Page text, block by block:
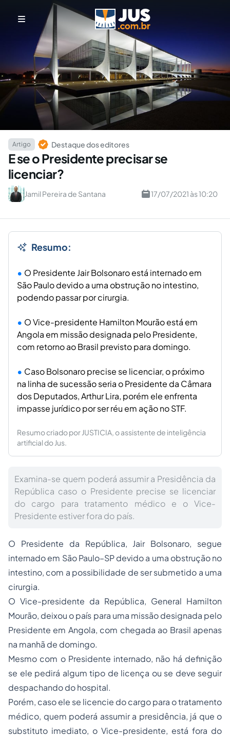
Artigo Destaque dos editores
E se o Presidente precisar se
licenciar?
Jamil Pereira de Santana 17/07/2021 às 10:20
Resumo:
O Presidente Jair Bolsonaro está internado em
São Paulo devido a uma obstrução no intestino,
podendo passar por cirurgia.
O Vice-presidente Hamilton Mourão está em
Angola em missão designada pelo Presidente,
com retorno ao Brasil previsto para domingo.
Caso Bolsonaro precise se licenciar, o próximo
na linha de sucessão seria o Presidente da Câmara
dos Deputados, Arthur Lira, porém ele enfrenta
impasse jurídico por ser réu em ação no STF.
Resumo criado por JUSTICIA, o assistente de inteligência
artificial do Jus.
Examina-se quem poderá assumir a Presidência da
República caso o Presidente precise se licenciar
do cargo para tratamento médico e o Vice-
Presidente estiver fora do país.
O Presidente da República, Jair Bolsonaro, segue
internado em São Paulo–SP devido a uma obstrução no
intestino, com a possibilidade de ser submetido a uma
cirurgia.
O Vice-presidente da República, General Hamilton
Mourão, deixou o país para uma missão designada pelo
Presidente em Angola, com chegada ao Brasil apenas
na manhã de domingo.
Mesmo com o Presidente internado, não há definição
se ele pedirá algum tipo de licença ou se deve seguir
despachando do hospital.
Porém, caso ele se licencie do cargo para o tratamento
médico, quem poderá assumir a presidência, já que o
substituto imediato, o Vice-presidente, está fora do